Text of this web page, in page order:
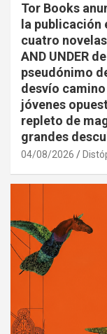
Tor Books
la
cuatro
AND UNDER
pseudónimo
desvío
jóvenes
repleto de
grandes
04/08/2026